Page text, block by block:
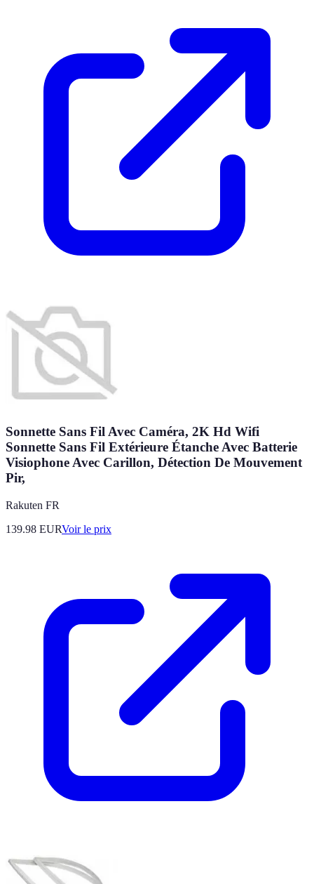
Sonnette Sans Fil Avec Caméra, 2K Hd Wifi
Sonnette Sans Fil Extérieure Étanche Avec Batterie
Visiophone Avec Carillon, Détection De Mouvement
Pir,
Rakuten FR
139.98 EURVoir le prix